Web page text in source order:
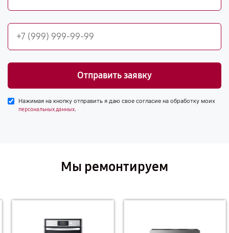
Отправить заявку
Нажимая на кнопку отправить я даю свое согласие на обработку моих
персональных данных.
Мы ремонтируем